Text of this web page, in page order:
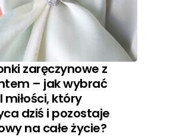
zaręczynowe z
– jak wybrać
który
dziś i pozostaje
na całe życie?